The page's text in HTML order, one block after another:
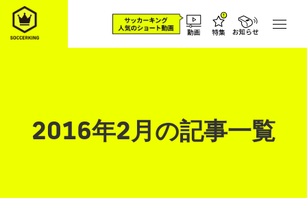
2016年2月の記事一覧